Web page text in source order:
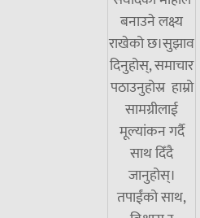
बनाउने लक्ष्य
राखेको छ।सुझाव
दिनुहोस्, समाचार
पठाउनुहोस्र हाम्रो
सामग्रीलाई
मूल्यांकन गर्दै
साथ दिँदै
जानुहोस्।
तपाईंको साथ,